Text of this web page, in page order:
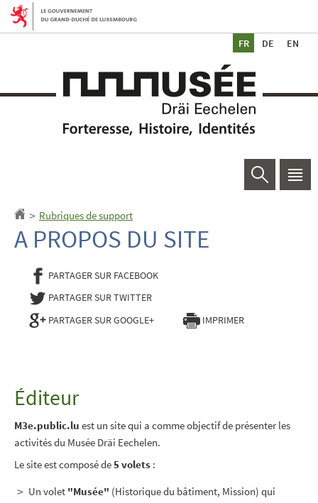
Aller
Aller
Rechercher
Accueil
> Rubriques de support
A PROPOS DU SITE
PARTAGER SUR FACEBOOK- NOUVELLE FENÊTRE
PARTAGER SUR TWITTER- NOUVELLE FENÊTRE
PARTAGER SUR GOOGLE+
IMPRIMER
Éditeur
M3e.public.lu est un site qui a comme objectif de présenter les
activités du Musée Dräi Eechelen.
Le site est composé de5 volets :
Un volet "Musée" (Historique du bâtiment, Mission) qui